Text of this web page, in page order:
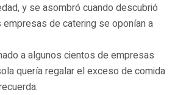
y se asombró cuando descubrió
de catering se oponían a
a algunos cientos de empresas
quería regalar el exceso de comida